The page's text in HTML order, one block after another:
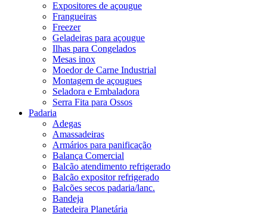
Expositores de açougue
Frangueiras
Freezer
Geladeiras para açougue
Ilhas para Congelados
Mesas inox
Moedor de Carne Industrial
Montagem de açougues
Seladora e Embaladora
Serra Fita para Ossos
Padaria
Adegas
Amassadeiras
Armários para panificação
Balança Comercial
Balcão atendimento refrigerado
Balcão expositor refrigerado
Balcões secos padaria/lanc.
Bandeja
Batedeira Planetária